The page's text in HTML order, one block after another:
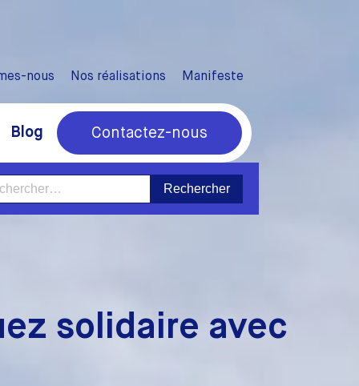
nous Nos réalisations Manifeste
Blog Contactez-nous
:
solidaire avec